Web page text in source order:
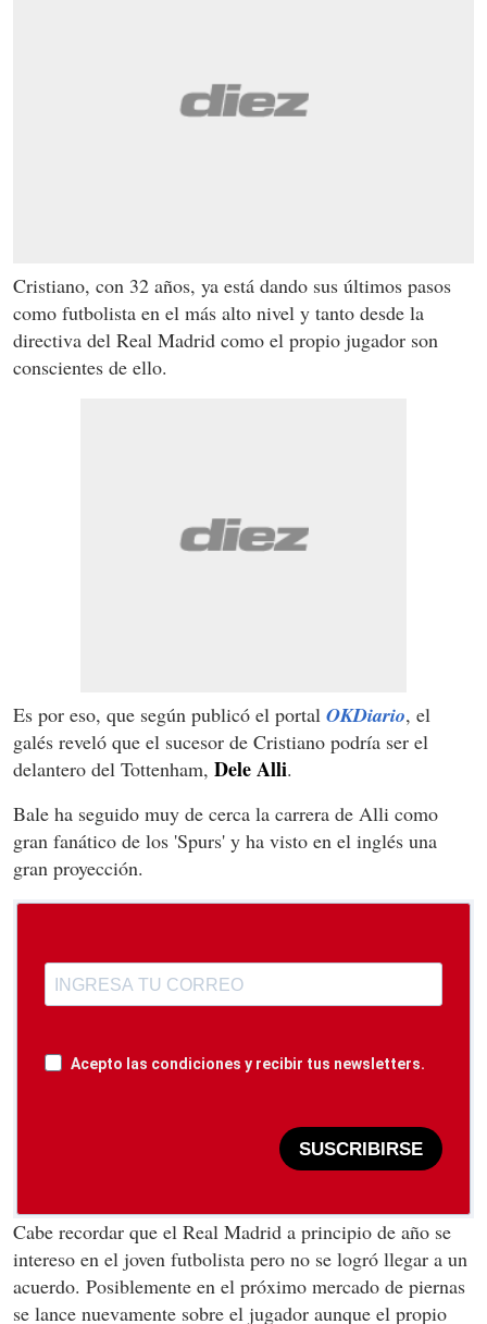
Cristiano, con 32 años, ya está dando sus últimos pasos
como futbolista en el más alto nivel y tanto desde la
directiva del Real Madrid como el propio jugador son
conscientes de ello.
Es por eso, que según publicó el portal OKDiario, el
galés reveló que el sucesor de Cristiano podría ser el
delantero del Tottenham, Dele Alli.
Bale ha seguido muy de cerca la carrera de Alli como
gran fanático de los 'Spurs' y ha visto en el inglés una
gran proyección.
Acepto las condiciones y recibir tus newsletters.
SUSCRIBIRSE
Cabe recordar que el Real Madrid a principio de año se
intereso en el joven futbolista pero no se logró llegar a un
acuerdo. Posiblemente en el próximo mercado de piernas
se lance nuevamente sobre el jugador aunque el propio